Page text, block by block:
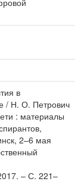
в
/ Н. О. Петрович
: материалы
2–6 мая
– С. 221–